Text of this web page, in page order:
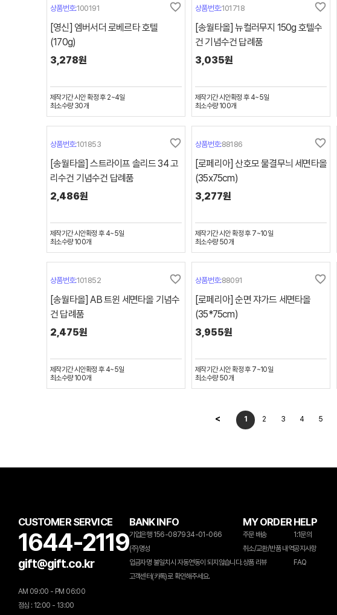
상품번호:100191 favorite_border
[영신] 엠버서더 로베르타 호텔
(170g)
3,278원
제작기간시안 확정 후 2~4일
최소수량30개
상품번호:101718 favorite_border
[송월타올] 뉴컬러무지 150g 호텔수
건 기념수건 답례품
3,035원
제작기간시안확정 후 4~5일
최소수량100개
상품번호:101853 favorite_border
[송월타올] 스트라이프 솔리드 34 고
리수건 기념수건 답례품
2,486원
제작기간시안확정 후 4~5일
최소수량100개
상품번호:88186 favorite_border
[로페리아] 산호모 물결무늬 세면타올
(35x75cm)
3,277원
제작기간시안 확정 후 7~10일
최소수량50개
상품번호:101852 favorite_border
[송월타올] AB 트윈 세면타올 기념수
건 답례품
2,475원
제작기간시안확정 후 4~5일
최소수량100개
상품번호:88091 favorite_border
[로페리아] 순면 쟈가드 세면타올
(35*75cm)
3,955원
제작기간시안 확정 후 7~10일
최소수량50개
< 1 2 3 4 5
CUSTOMER SERVICE
1644-2119
gift@gift.co.kr
AM 09:00 - PM 06:00
점심 : 12:00 - 13:00
BANK INFO
기업은행 156-087934-01-066
(주)명성
입금자명 불일치시 자동연동이 되지않습니다.
고객센터(카톡)로 확인해주세요.
MY ORDER
주문 배송
취소/교환/반품 내역
상품 리뷰
HELP
1:1문의
공지사항
FAQ